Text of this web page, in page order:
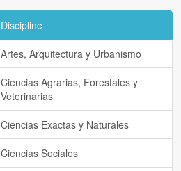
Discipline
Artes, Arquitectura y Urbanismo
Ciencias Agrarias, Forestales y
Veterinarias
Ciencias Exactas y Naturales
Ciencias Sociales